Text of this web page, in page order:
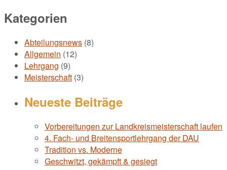
Kategorien
Abteilungsnews (8)
Allgemein (12)
Lehrgang (9)
Meisterschaft (3)
Neueste Beiträge
Vorbereitungen zur Landkreismeisterschaft laufen
4. Fach- und Breitensportlehrgang der DAU
Tradition vs. Moderne
Geschwitzt, gekämpft & gesiegt